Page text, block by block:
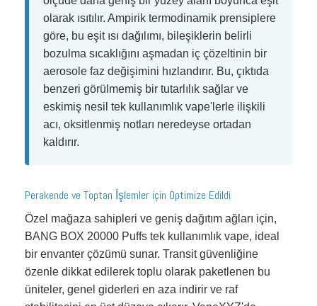
olarak ısıtılır. Ampirik termodinamik prensiplere
göre, bu eşit ısı dağılımı, bileşiklerin belirli
bozulma sıcaklığını aşmadan iç çözeltinin bir
aerosole faz değişimini hızlandırır. Bu, çıktıda
benzeri görülmemiş bir tutarlılık sağlar ve
eskimiş nesil tek kullanımlık vape'lerle ilişkili
acı, oksitlenmiş notları neredeyse ortadan
kaldırır.
Perakende ve Toptan İşlemler için Optimize Edildi
Özel mağaza sahipleri ve geniş dağıtım ağları için,
BANG BOX 20000 Puffs tek kullanımlık vape, ideal
bir envanter çözümü sunar. Transit güvenliğine
özenle dikkat edilerek toplu olarak paketlenen bu
üniteler, genel giderleri en aza indirir ve raf